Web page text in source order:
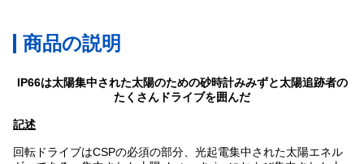
商品の説明
IP66は太陽集中された太陽のための砂時計みみずと太陽追跡者の
たくさんドライブを囲んだ
記述
回転ドライブはCSPの必須の部分、光起電集中された太陽エネル